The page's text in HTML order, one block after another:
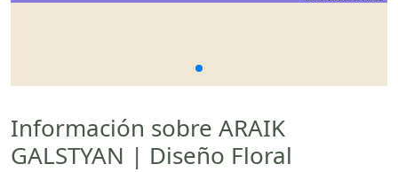
Información sobre ARAIK
GALSTYAN | Diseño Floral